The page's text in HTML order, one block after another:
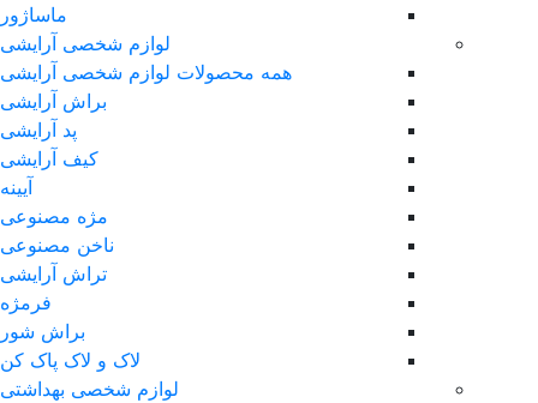
ماساژور
لوازم شخصی آرایشی
همه محصولات لوازم شخصی آرایشی
براش آرایشی
پد آرایشی
کیف آرایشی
آیینه
مژه مصنوعی
ناخن مصنوعی
تراش آرایشی
فرمژه
براش شور
لاک و لاک پاک کن
لوازم شخصی بهداشتی